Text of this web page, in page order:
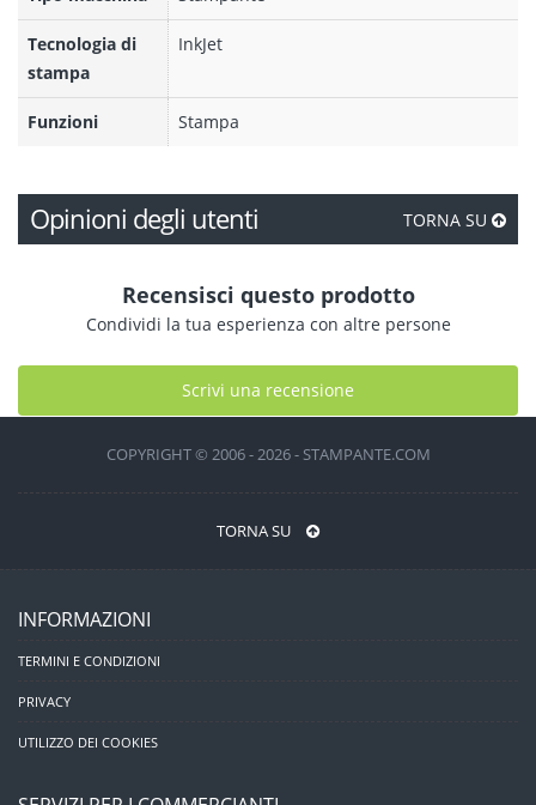
Tecnologia di
stampa
InkJet
Funzioni Stampa
Opinioni degli utenti TORNA SU
Recensisci questo prodotto
Condividi la tua esperienza con altre persone
Scrivi una recensione
COPYRIGHT © 2006 - 2026 - STAMPANTE.COM
TORNA SU
INFORMAZIONI
TERMINI E CONDIZIONI
PRIVACY
UTILIZZO DEI COOKIES